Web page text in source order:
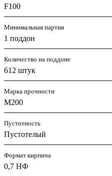
F100
Минимальная партия
1 поддон
Количество на поддоне
612 штук
Марка прочности
M200
Пустотность
Пустотелый
Формат кирпича
0,7 НФ